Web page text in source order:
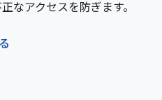
なアクセスを防ぎます。